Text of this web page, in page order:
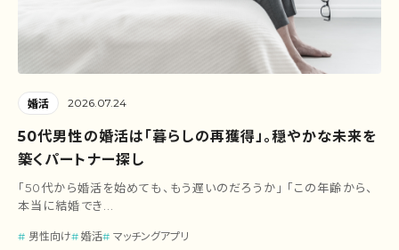
婚活 2026.07.24
50代男性の婚活は「暮らしの再獲得」。穏やかな未来を
築くパートナー探し
「50代から婚活を始めても、もう遅いのだろうか」 「この年齢から、
本当に結婚でき...
男性向け 婚活 マッチングアプリ